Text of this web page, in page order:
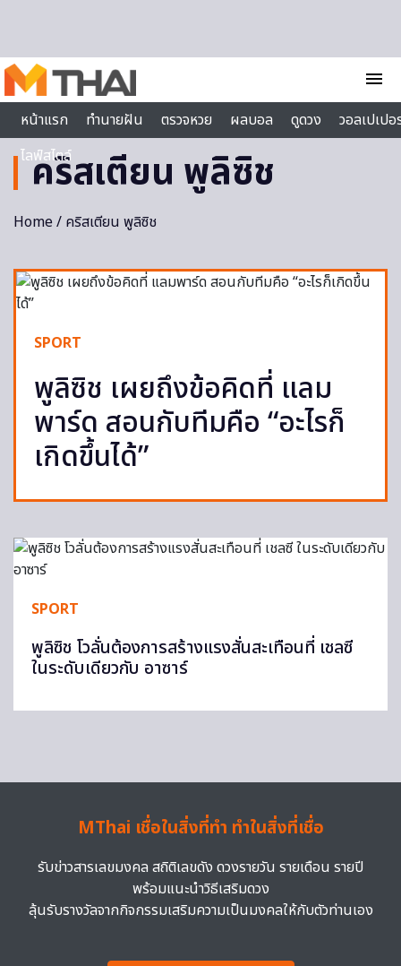
menu
หน้าแรก
ทำนายฝัน ตรวจหวย ผลบอล ดูดวง
วอลเปเป
ไลฟ์สไตล์
คริสเตียน พูลิซิช
Home/ คริสเตียน พูลิซิช
SPORT
พูลิซิช เผยถึงข้อคิดที่ แลม
พาร์ด สอนกับทีมคือ “อะไรก็
เกิดขึ้นได้”
SPORT
พูลิซิช โวลั่นต้องการสร้างแรงสั่นสะเทือนที่ เชลซี
ในระดับเดียวกับ อาซาร์
MThai เชื่อในสิ่งที่ทำ ทำในสิ่งที่เชื่อ
รับข่าวสารเลขมงคล สถิติเลขดัง ดวงรายวัน รายเดือน รายปี
พร้อมแนะนำวิธีเสริมดวง
ลุ้นรับรางวัลจากกิจกรรมเสริมความเป็นมงคลให้กับตัวท่านเอง